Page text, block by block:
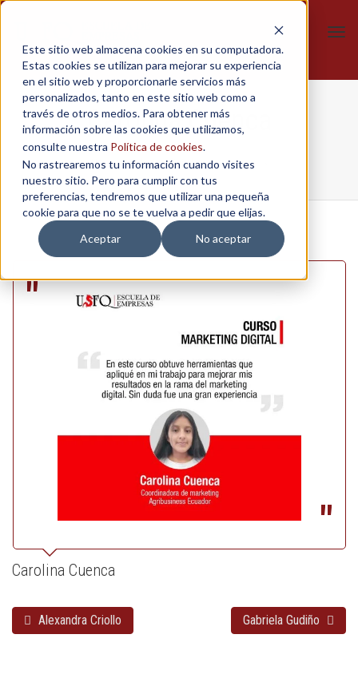
Este sitio web almacena cookies en su computadora.
Estas cookies se utilizan para mejorar su experiencia
en el sitio web y proporcionarle servicios más
personalizados, tanto en este sitio web como a
través de otros medios. Para obtener más
información sobre las cookies que utilizamos,
consulte nuestra Política de cookies.
No rastrearemos tu información cuando visites
nuestro sitio. Pero para cumplir con tus
preferencias, tendremos que utilizar una pequeña
cookie para que no se te vuelva a pedir que elijas.
Aceptar
No aceptar
Carolina Cuenca
Home / Marketing digital / Carolina Cuenca
Carolina Cuenca
Alexandra Criollo Gabriela Gudiño